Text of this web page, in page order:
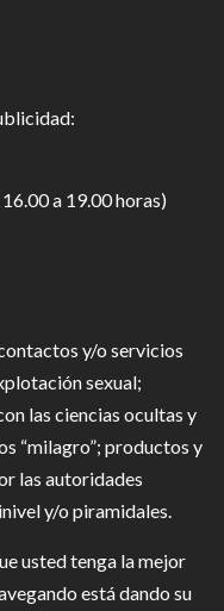
a 19.00 horas)
y/o servicios
sexual;
las ciencias ocultas y
“milagro”; productos y
las autoridades
y/o piramidales.
usted tenga la mejor
está dando su